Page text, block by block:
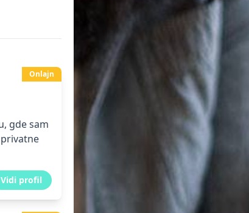
gde sam
Vidi profil
Onlajn